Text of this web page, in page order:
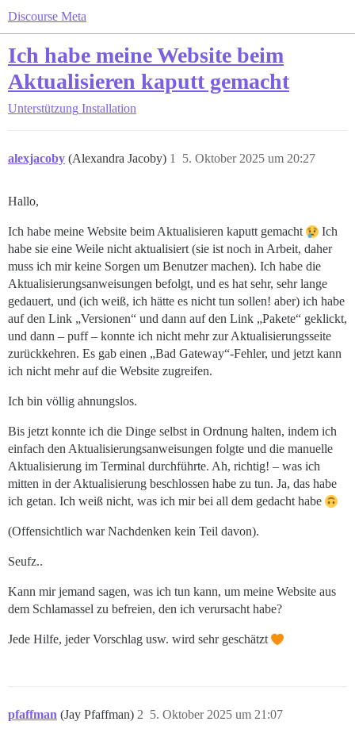
Discourse Meta
Ich habe meine Website beim
Aktualisieren kaputt gemacht
Unterstützung Installation
alexjacoby (Alexandra Jacoby) 5. Oktober 2025 um 20:27
1
Hallo,
Ich habe meine Website beim Aktualisieren kaputt gemacht
Ich
habe sie eine Weile nicht aktualisiert (sie ist noch in Arbeit, daher
muss ich mir keine Sorgen um Benutzer machen). Ich habe die
Aktualisierungsanweisungen befolgt, und es hat sehr, sehr lange
gedauert, und (ich weiß, ich hätte es nicht tun sollen! aber) ich habe
auf den Link „Versionen“ und dann auf den Link „Pakete“ geklickt,
und dann – puff – konnte ich nicht mehr zur Aktualisierungsseite
zurückkehren. Es gab einen „Bad Gateway“-Fehler, und jetzt kann
ich nicht mehr auf die Website zugreifen.
Ich bin völlig ahnungslos.
Bis jetzt konnte ich die Dinge selbst in Ordnung halten, indem ich
einfach den Aktualisierungsanweisungen folgte und die manuelle
Aktualisierung im Terminal durchführte. Ah, richtig! – was ich
mitten in der Aktualisierung beschlossen habe zu tun. Ja, das habe
ich getan. Ich weiß nicht, was ich mir bei all dem gedacht habe
(Offensichtlich war Nachdenken kein Teil davon).
Seufz..
Kann mir jemand sagen, was ich tun kann, um meine Website aus
dem Schlamassel zu befreien, den ich verursacht habe?
Jede Hilfe, jeder Vorschlag usw. wird sehr geschätzt
pfaffman (Jay Pfaffman) 5. Oktober 2025 um 21:07
2